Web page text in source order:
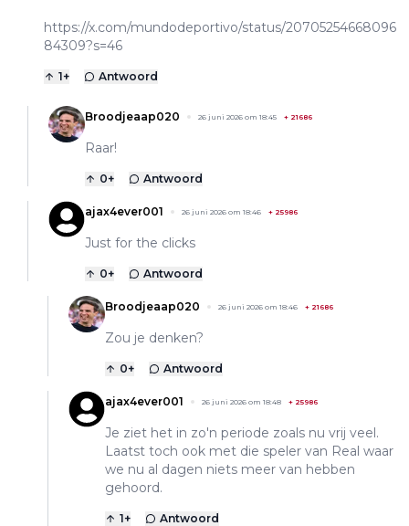
https://x.com/mundodeportivo/status/20705254668096
84309?s=46
1+ Antwoord
Broodjeaap020 26 juni 2026 om 18:45 + 21686
Raar!
0+ Antwoord
ajax4ever001 26 juni 2026 om 18:46 + 25986
Just for the clicks
0+ Antwoord
Broodjeaap020 26 juni 2026 om 18:46 + 21686
Zou je denken?
0+ Antwoord
ajax4ever001 26 juni 2026 om 18:48 + 25986
Je ziet het in zo'n periode zoals nu vrij veel.
Laatst toch ook met die speler van Real waar
we nu al dagen niets meer van hebben
gehoord.
1+ Antwoord